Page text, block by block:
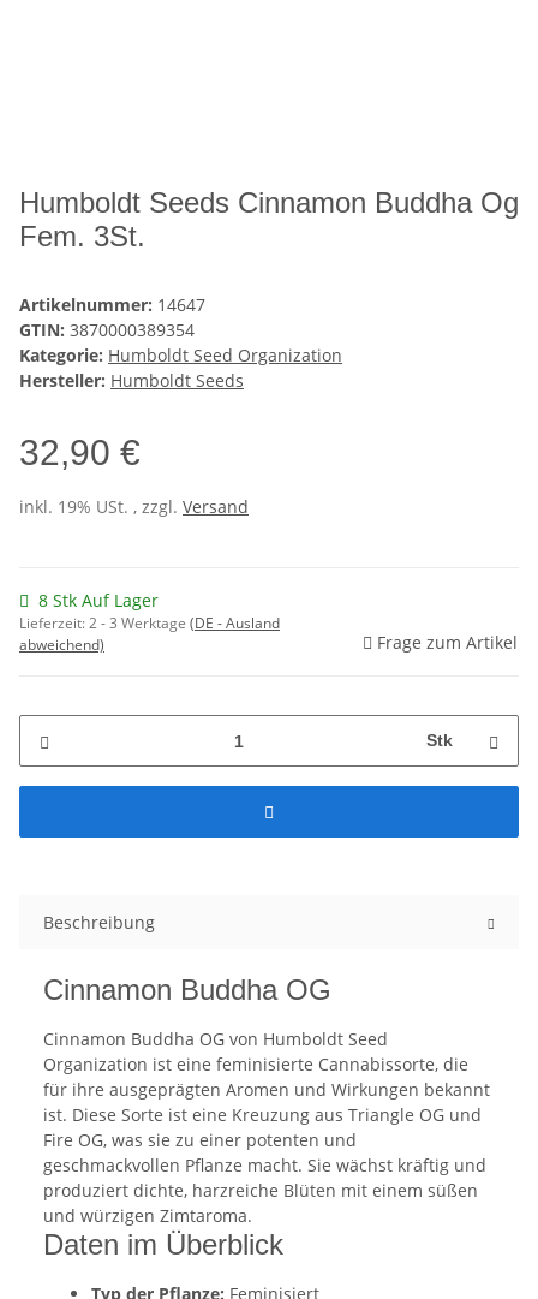
Humboldt Seeds Cinnamon Buddha Og
Fem. 3St.
Artikelnummer: 14647
GTIN: 3870000389354
Kategorie: Humboldt Seed Organization
Hersteller: Humboldt Seeds
32,90 €
inkl. 19% USt. , zzgl. Versand
8 Stk Auf Lager
Lieferzeit:2 - 3 Werktage (DE - Ausland
abweichend)
Frage zum Artikel
Stk
Beschreibung
Cinnamon Buddha OG
Cinnamon Buddha OG von Humboldt Seed
Organization ist eine feminisierte Cannabissorte, die
für ihre ausgeprägten Aromen und Wirkungen bekannt
ist. Diese Sorte ist eine Kreuzung aus Triangle OG und
Fire OG, was sie zu einer potenten und
geschmackvollen Pflanze macht. Sie wächst kräftig und
produziert dichte, harzreiche Blüten mit einem süßen
und würzigen Zimtaroma.
Daten im Überblick
Typ der Pflanze: Feminisiert